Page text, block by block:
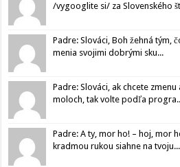
/vygooglite si/ za Slovenského
Padre: Slováci, Boh žehná tým,
menia svojimi dobrými sku...
Padre: Slováci, ak chcete
moloch, tak volte podľa
Padre: A ty, mor ho! – hoj, mor
kradmou rukou siahne na tvoju...